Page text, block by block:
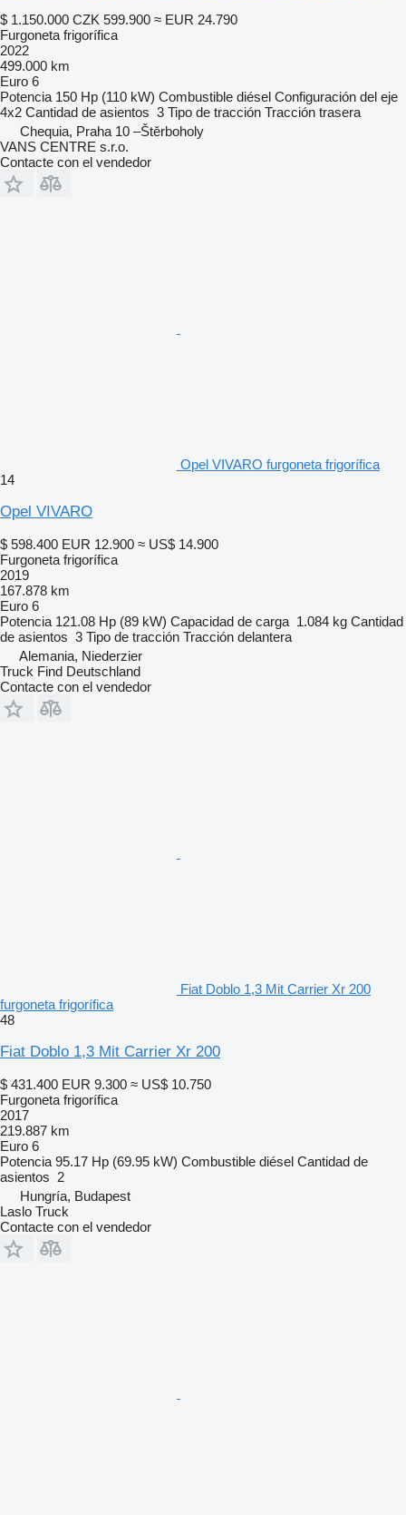
$ 1.150.000 CZK 599.900 ≈ EUR 24.790
Furgoneta frigorífica
2022
499.000 km
Euro 6
Potencia 150 Hp (110 kW) Combustible diésel Configuración del eje
4x2 Cantidad de asientos 3 Tipo de tracción Tracción trasera
Chequia, Praha 10 –Štěrboholy
VANS CENTRE s.r.o.
Contacte con el vendedor
Opel VIVARO furgoneta frigorífica
14
Opel VIVARO
$ 598.400 EUR 12.900 ≈ US$ 14.900
Furgoneta frigorífica
2019
167.878 km
Euro 6
Potencia 121.08 Hp (89 kW) Capacidad de carga 1.084 kg Cantidad
de asientos 3 Tipo de tracción Tracción delantera
Alemania, Niederzier
Truck Find Deutschland
Contacte con el vendedor
Fiat Doblo 1,3 Mit Carrier Xr 200
furgoneta frigorífica
48
Fiat Doblo 1,3 Mit Carrier Xr 200
$ 431.400 EUR 9.300 ≈ US$ 10.750
Furgoneta frigorífica
2017
219.887 km
Euro 6
Potencia 95.17 Hp (69.95 kW) Combustible diésel Cantidad de
asientos 2
Hungría, Budapest
Laslo Truck
Contacte con el vendedor